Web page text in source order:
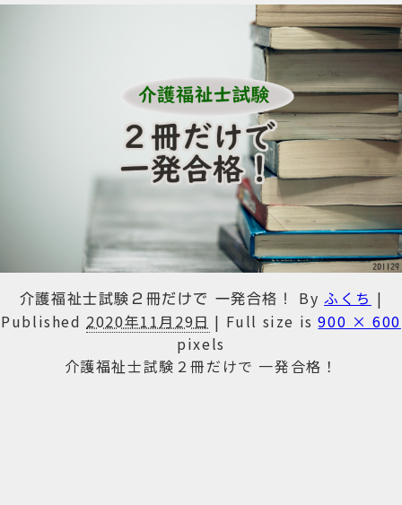
介護福祉士試験２冊だけで 一発合格！ By ふくち |
Published 2020年11月29日 | Full size is900 × 600
pixels
介護福祉士試験２冊だけで 一発合格！